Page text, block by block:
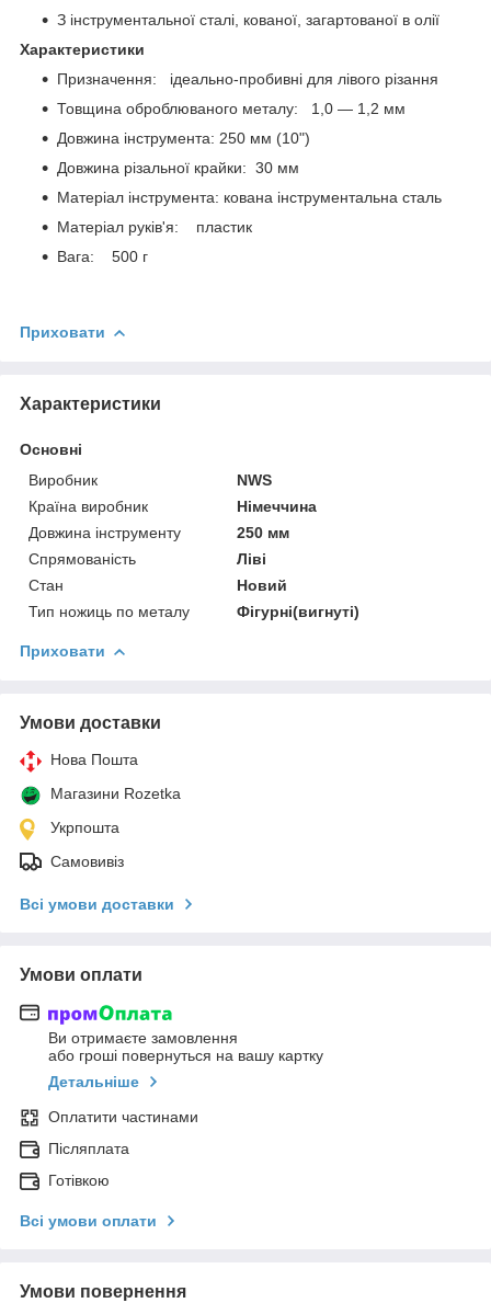
З інструментальної сталі, кованої, загартованої в олії
Характеристики
Призначення: ідеально-пробивні для лівого різання
Товщина оброблюваного металу: 1,0 — 1,2 мм
Довжина інструмента: 250 мм (10")
Довжина різальної крайки: 30 мм
Матеріал інструмента: кована інструментальна сталь
Матеріал руків'я: пластик
Вага: 500 г
Приховати
Характеристики
Основні
Виробник
NWS
Країна виробник
Німеччина
Довжина інструменту
250 мм
Спрямованість
Ліві
Стан
Новий
Тип ножиць по металу
Фігурні(вигнуті)
Приховати
Умови доставки
Нова Пошта
Магазини Rozetka
Укрпошта
Самовивіз
Всі умови доставки
Умови оплати
Ви отримаєте замовлення
або гроші повернуться на вашу картку
Детальніше
Оплатити частинами
Післяплата
Готівкою
Всі умови оплати
Умови повернення